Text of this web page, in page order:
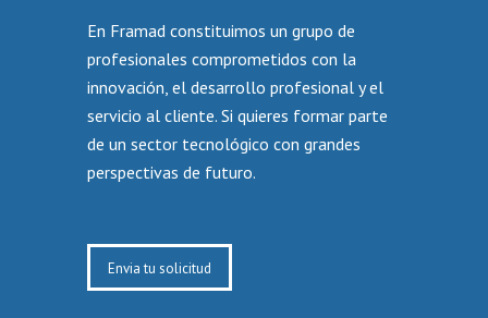
En Framad constituimos un grupo de
profesionales comprometidos con la
innovación, el desarrollo profesional y el
servicio al cliente. Si quieres formar parte
de un sector tecnológico con grandes
perspectivas de futuro.
Envia tu solicitud